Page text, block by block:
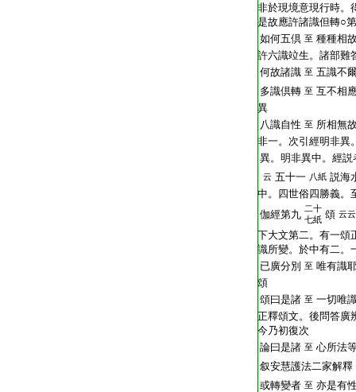
非於現境意現行時。
是故應許諸識但轉○
如何五倶 至 種種相
許六識竝生。諸部難
何故諸識 至 五識不
多識倶轉 至 互不相
異
八識自性 至 所相無
非一。次引經明非異
異。明非異中。經
云 五十一 八紙 説海
中。四世俗四勝義。
伽經第九 二十
七紙 頌 云云
下大文第二。有一頌
識所變。於中有二。
已廣分別 至 唯有識
頌
頌曰是諸 至 一切唯
正釋頌文。後問答廣
今乃初復次
論曰是諸 至 心所法
叙安慧護法二家解釋
或轉變者 至 亦是有